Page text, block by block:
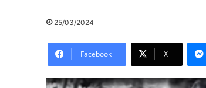
25/03/2024
Facebook X